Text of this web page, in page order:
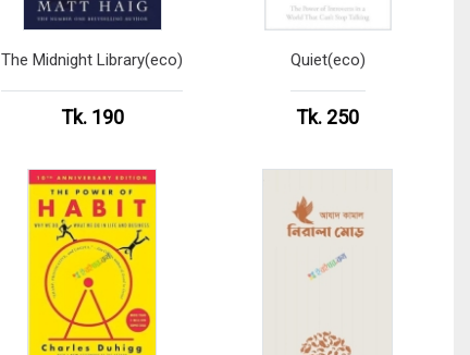
The Midnight Library(eco)
Tk. 190
Quiet(eco)
Tk. 250